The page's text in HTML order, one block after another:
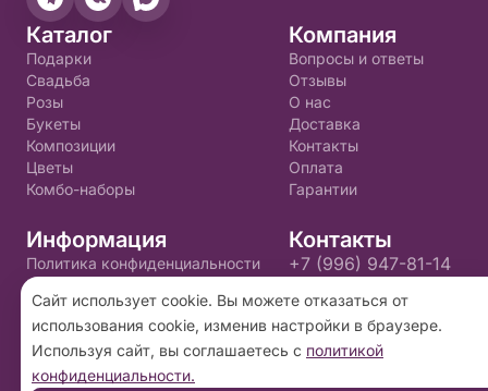
Каталог
Подарки
Свадьба
Розы
Букеты
Композиции
Цветы
Комбо-наборы
Компания
Вопросы и ответы
Отзывы
О нас
Доставка
Контакты
Оплата
Гарантии
Информация
Политика конфиденциальности
Пользовательское соглашение
Контакты
+7 (996) 947-81-14
2026 ©«Золотой цветок»- Интернет-магазин
доставки цветов в Пскове. Сайт создан на
Сайт использует cookie. Вы можете отказаться от
использования cookie, изменив настройки в браузере.
Используя сайт, вы соглашаетесь с политикой
конфиденциальности.